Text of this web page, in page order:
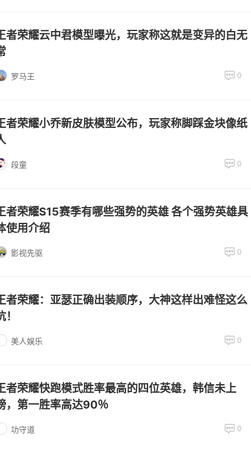
者荣耀云中君模型曝光，玩家称这就是变异的白无
罗马王 0
者荣耀小乔新皮肤模型公布，玩家称脚踩金块像纸
段童 0
者荣耀S15赛季有哪些强势的英雄 各个强势英雄具
使用介绍
影视先驱 0
者荣耀：亚瑟正确出装顺序，大神这样出难怪这么
！
美人娱乐 0
者荣耀快跑模式胜率最高的四位英雄，韩信未上
，第一胜率高达90％
功守道 0